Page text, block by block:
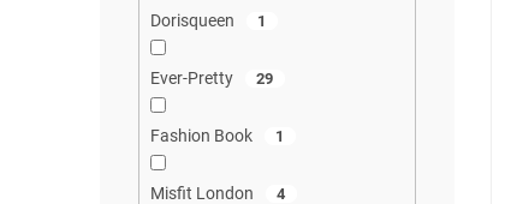
Dorisqueen 1
Ever-Pretty 29
Fashion Book 1
Misfit London 4